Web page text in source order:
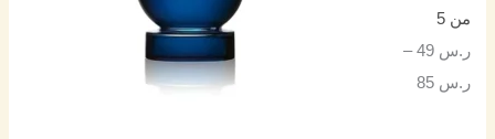
من 5
ر.س 49
–
ر.س 85